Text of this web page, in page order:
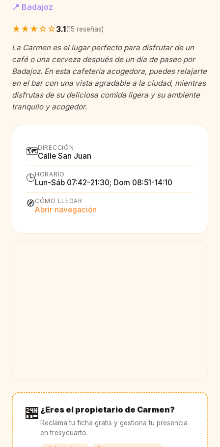
📍 Badajoz
★★★☆☆3.1(15 reseñas)
La Carmen es el lugar perfecto para disfrutar de un
café o una cerveza después de un día de paseo por
Badajoz. En esta cafetería acogedora, puedes relajarte
en el bar con una vista agradable a la ciudad, mientras
disfrutas de su deliciosa comida ligera y su ambiente
tranquilo y acogedor.
🗺️DIRECCIÓN
Calle San Juan
🕒HORARIO
Lun-Sáb 07:42-21:30; Dom 08:51-14:10
🧭CÓMO LLEGAR
Abrir navegación
🏪 ¿Eres el propietario de Carmen?
Reclama tu ficha gratis y gestiona tu presencia
en tresycuarto.